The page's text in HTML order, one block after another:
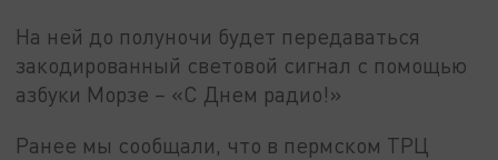
На ней до полуночи будет передаваться
закодированный световой сигнал с помощью
азбуки Морзе – «С Днем радио!»
Ранее мы сообщали, что в пермском ТРЦ